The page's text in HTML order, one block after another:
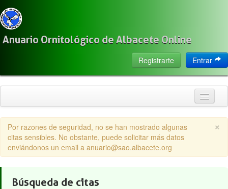
Anuario Ornitológico de Albacete Online
Entrar
Registrarte
Citas
Especies
×
Por razones de seguridad, no se han mostrado algunas
citas sensibles. No obstante, puede solicitar más datos
enviándonos un email a anuario@sao.albacete.org
Búsqueda de citas